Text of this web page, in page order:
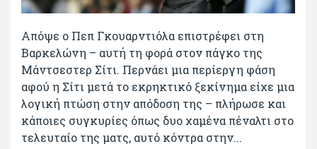
Απόψε ο Πεπ Γκουαρντιόλα επιστρέφει στη
Βαρκελώνη – αυτή τη φορά στον πάγκο της
Μάντσεστερ Σίτι. Περνάει μια περίεργη φάση
αφού η Σίτι μετά το εκρηκτικό ξεκίνημα είχε μια
λογική πτώση στην απόδοση της – πλήρωσε και
κάποιες συγκυρίες όπως δυο χαμένα πέναλτι στο
τελευταίο της ματς, αυτό κόντρα στην...